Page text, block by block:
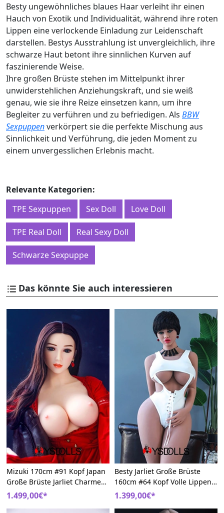
Besty ungewöhnliches blaues Haar verleiht ihr einen
Hauch von Exotik und Individualität, während ihre roten
Lippen eine verlockende Einladung zur Leidenschaft
darstellen. Bestys Ausstrahlung ist unvergleichlich, ihre
schwarze Haut betont ihre sinnlichen Kurven auf
faszinierende Weise.
Ihre großen Brüste stehen im Mittelpunkt ihrer
unwiderstehlichen Anziehungskraft, und sie weiß
genau, wie sie ihre Reize einsetzen kann, um ihre
Begleiter zu verführen und zu befriedigen. Als BBW
Sexpuppenverkörpert sie die perfekte Mischung aus
Sinnlichkeit und Verführung, die jeden Moment zu
einem unvergesslichen Erlebnis macht.
Relevante Kategorien:
TPE Sexpuppen
Sex Doll Love Doll
TPE Real Doll Real Sexy Doll
Schwarze Sexpuppe
Das könnte Sie auch interessieren
Mizuki 170cm #91 Kopf Japan
Große Brüste Jarliet Charme
Sexpuppen
1.499,00€*
Besty Jarliet Große Brüste
160cm #64 Kopf Volle Lippen
BBW Reale Sexpuppe
1.399,00€*